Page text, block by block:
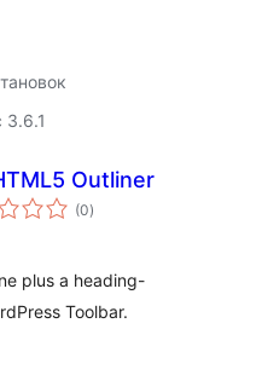
3.6.1
Outliner
(0общий
рейтинг
)
plus a heading-
Toolbar.